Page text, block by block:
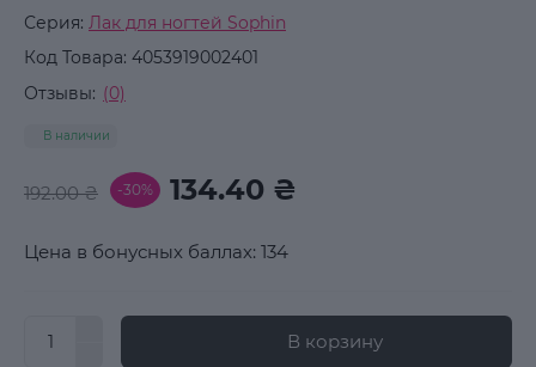
Серия: Лак для ногтей Sophin
Код Товара: 4053919002401
Отзывы: (0)
В наличии
192.00 ₴ -30% 134.40 ₴
Цена в бонусных баллах: 134
В корзину